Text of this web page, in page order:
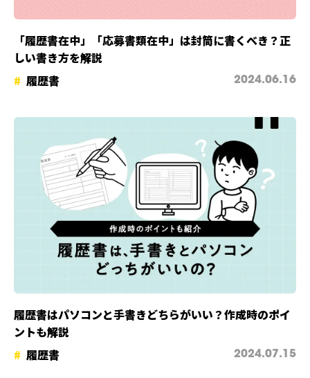
「履歴書在中」「応募書類在中」は封筒に書くべき？正
しい書き方を解説
履歴書
2024.06.16
履歴書はパソコンと手書きどちらがいい？作成時のポイ
ントも解説
履歴書
2024.07.15